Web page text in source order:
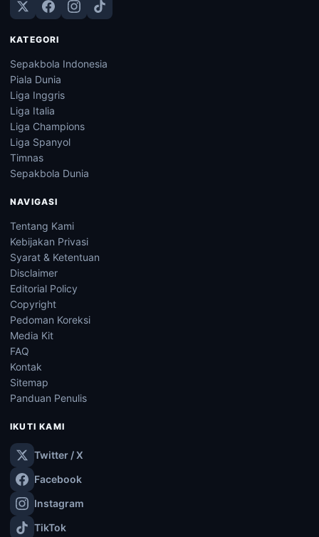
KATEGORI
Sepakbola Indonesia
Piala Dunia
Liga Inggris
Liga Italia
Liga Champions
Liga Spanyol
Timnas
Sepakbola Dunia
NAVIGASI
Tentang Kami
Kebijakan Privasi
Syarat & Ketentuan
Disclaimer
Editorial Policy
Copyright
Pedoman Koreksi
Media Kit
FAQ
Kontak
Sitemap
Panduan Penulis
IKUTI KAMI
Twitter / X
Facebook
Instagram
TikTok